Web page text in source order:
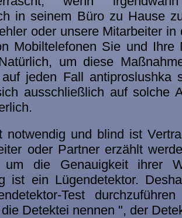
in seinem Büro zu Hause
oder unsere Mitarbeiter in
Mobiltelefonen Sie und Ihre
um diese
jeden Fall antiproslushka
ausschließlich auf solche
notwendig und blind ist
oder Partner erzählt
um die Genauigkeit ihrer
ist ein Lügendetektor.
Test
Detektei nennen ", der